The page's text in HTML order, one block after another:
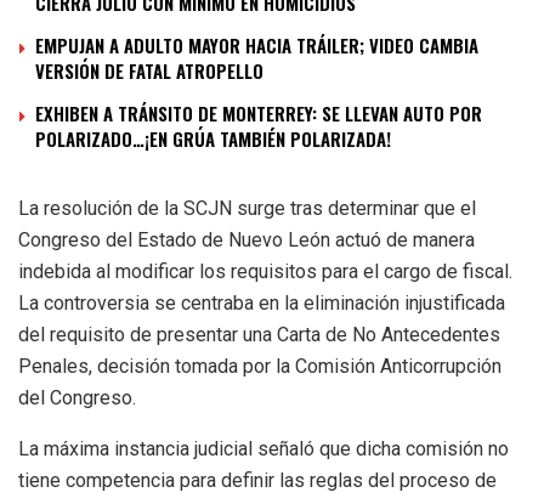
EMPUJAN A ADULTO MAYOR HACIA TRÁILER; VIDEO CAMBIA
VERSIÓN DE FATAL ATROPELLO
EXHIBEN A TRÁNSITO DE MONTERREY: SE LLEVAN AUTO POR
POLARIZADO…¡EN GRÚA TAMBIÉN POLARIZADA!
La resolución de la SCJN surge tras determinar que el
Congreso del Estado de Nuevo León actuó de manera
indebida al modificar los requisitos para el cargo de fiscal.
La controversia se centraba en la eliminación injustificada
del requisito de presentar una Carta de No Antecedentes
Penales, decisión tomada por la Comisión Anticorrupción
del Congreso.
La máxima instancia judicial señaló que dicha comisión no
tiene competencia para definir las reglas del proceso de